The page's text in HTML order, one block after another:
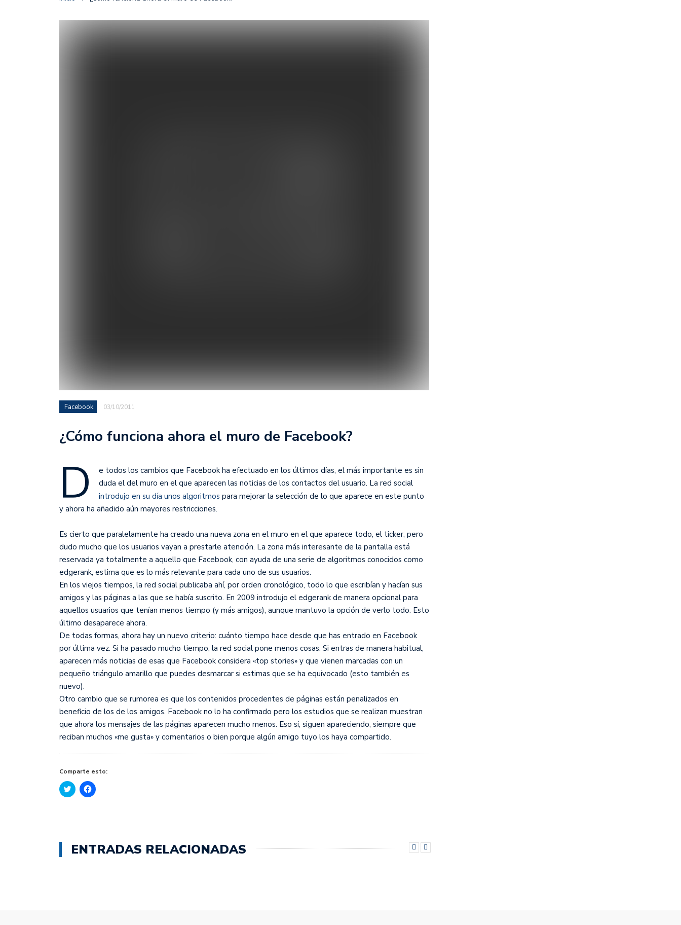
Facebook 03/10/2011
¿Cómo funciona ahora el muro de Facebook?
D
e todos los cambios que Facebook ha efectuado en los últimos días, el más importante es sin
duda el del muro en el que aparecen las noticias de los contactos del usuario. La red social
introdujo en su día unos algoritmos para mejorar la selección de lo que aparece en este punto
y ahora ha añadido aún mayores restricciones.
Es cierto que paralelamente ha creado una nueva zona en el muro en el que aparece todo, el ticker, pero
dudo mucho que los usuarios vayan a prestarle atención. La zona más interesante de la pantalla está
reservada ya totalmente a aquello que Facebook, con ayuda de una serie de algoritmos conocidos como
edgerank, estima que es lo más relevante para cada uno de sus usuarios.
En los viejos tiempos, la red social publicaba ahí, por orden cronológico, todo lo que escribían y hacían sus
amigos y las páginas a las que se había suscrito. En 2009 introdujo el edgerank de manera opcional para
aquellos usuarios que tenían menos tiempo (y más amigos), aunque mantuvo la opción de verlo todo. Esto
último desaparece ahora.
De todas formas, ahora hay un nuevo criterio: cuánto tiempo hace desde que has entrado en Facebook
por última vez. Si ha pasado mucho tiempo, la red social pone menos cosas. Si entras de manera habitual,
aparecen más noticias de esas que Facebook considera «top stories» y que vienen marcadas con un
pequeño triángulo amarillo que puedes desmarcar si estimas que se ha equivocado (esto también es
nuevo).
Otro cambio que se rumorea es que los contenidos procedentes de páginas están penalizados en
beneficio de los de los amigos. Facebook no lo ha confirmado pero los estudios que se realizan muestran
que ahora los mensajes de las páginas aparecen mucho menos. Eso sí, siguen apareciendo, siempre que
reciban muchos «me gusta» y comentarios o bien porque algún amigo tuyo los haya compartido.
Comparte esto:
Haz
clic
una
ventana
Haz
clic
una
ventana
ENTRADAS RELACIONADAS